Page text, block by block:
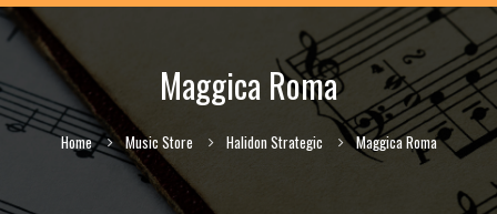
Maggica Roma
Home Music Store Halidon Strategic Maggica Roma